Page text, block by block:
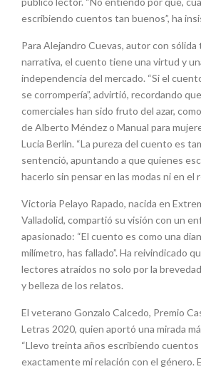
escribiendo cuentos tan buenos”, ha
Para Alejandro Cuevas, autor con
narrativa, el cuento tiene una virtud y
independencia del mercado. “Si el
se corrompería”, advirtió, recordando
comerciales han sido fruto del azar,
de Alberto Méndez o Manual para
Lucia Berlin. “La pureza del cuento es
sentenció, apuntando a que quienes
hacerlo sin pensar en las modas ni en el
Victoria Pelayo Rapado, nacida en
Valladolid, compartió su visión con un
apasionado: “El cuento es como una
milímetro, has fallado”. Ha reivindicado
lectores atraídos no solo por la
y belleza de los relatos.
El veterano Gonzalo Calcedo, Premio
Letras 2020, quien aportó una mirada
“Llevo treinta años escribiendo cuentos
exactamente mi relación con el género.